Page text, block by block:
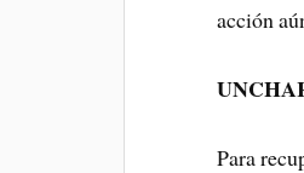
acción
Para